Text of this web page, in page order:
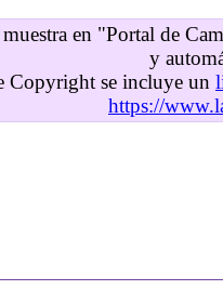
en "Portal de
y
Copyright se incluye un
https://